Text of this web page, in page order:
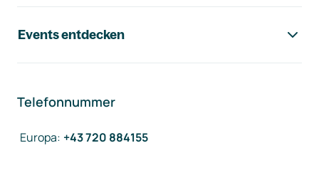
Events entdecken
Telefonnummer
Europa: +43 720 884155